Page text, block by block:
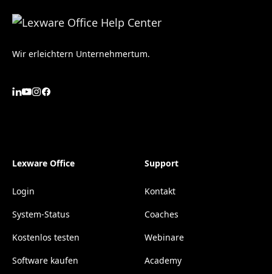
Wir erleichtern Unternehmertum.
Lexware Office
Login
System-Status
Kostenlos testen
Software kaufen
Support
Kontakt
Coaches
Webinare
Academy